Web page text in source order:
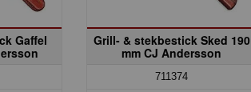
Gaffel
Grill- & stekbestick Sked 190
mm CJ Andersson
711374